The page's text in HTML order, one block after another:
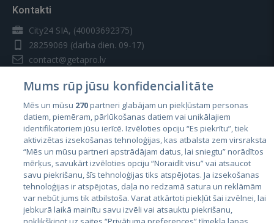
Kontakti
City24 SIA, (40003692375)
28259069 (darba dien. 09-17)
contact@getapro.lv
Valstis
Igaunija
Latvija
Lietuva
Mums rūp jūsu konfidencialitāte
Mēs un mūsu 270partneri glabājam un piekļūstam personas
datiem, piemēram, pārlūkošanas datiem vai unikālajiem
identifikatoriem jūsu ierīcē. Izvēloties opciju “Es piekrītu”, tiek
aktivizētas izsekošanas tehnoloģijas, kas atbalsta zem virsraksta
“Mēs un mūsu partneri apstrādājam datus, lai sniegtu” norādītos
mērķus, savukārt izvēloties opciju “Noraidīt visu” vai atsaucot
savu piekrišanu, šīs tehnoloģijas tiks atspējotas. Ja izsekošanas
tehnoloģijas ir atspējotas, daļa no redzamā satura un reklāmām
var nebūt jums tik atbilstoša. Varat atkārtoti piekļūt šai izvēlnei, lai
jebkurā laikā mainītu savu izvēli vai atsauktu piekrišanu,